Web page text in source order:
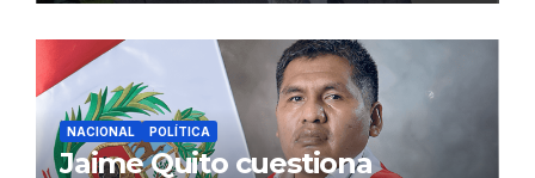
NACIONAL POLÍTICA
Jaime Quito cuestiona